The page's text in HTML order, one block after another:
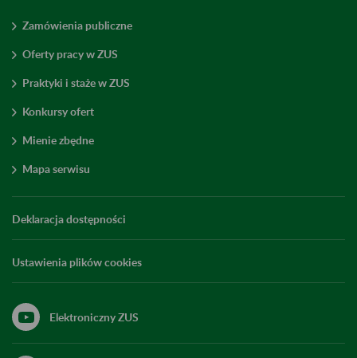
Zamówienia publiczne
Oferty pracy w ZUS
Praktyki i staże w ZUS
Konkursy ofert
Mienie zbędne
Mapa serwisu
Deklaracja dostępności
Ustawienia plików cookies
Elektroniczny ZUS